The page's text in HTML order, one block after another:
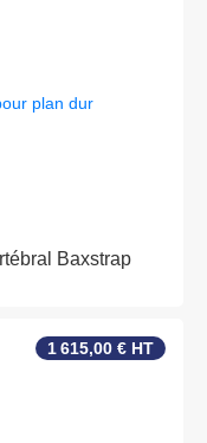
Baxstrap
1 615,00 € HT